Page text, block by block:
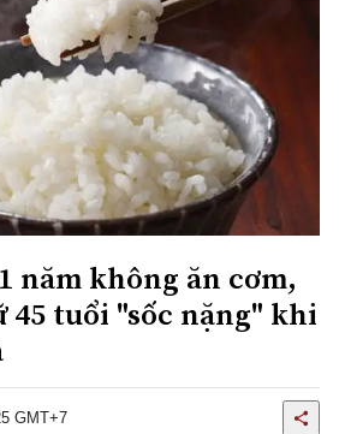
năm không ăn cơm,
45 tuổi "sốc nặng" khi
GMT+7